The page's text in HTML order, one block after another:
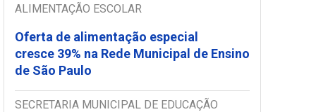
ALIMENTAÇÃO ESCOLAR
Oferta de alimentação especial
cresce 39% na Rede Municipal de Ensino
de São Paulo
SECRETARIA MUNICIPAL DE EDUCAÇÃO